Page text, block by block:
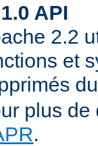
1.0 API
2.2
et
plus
.